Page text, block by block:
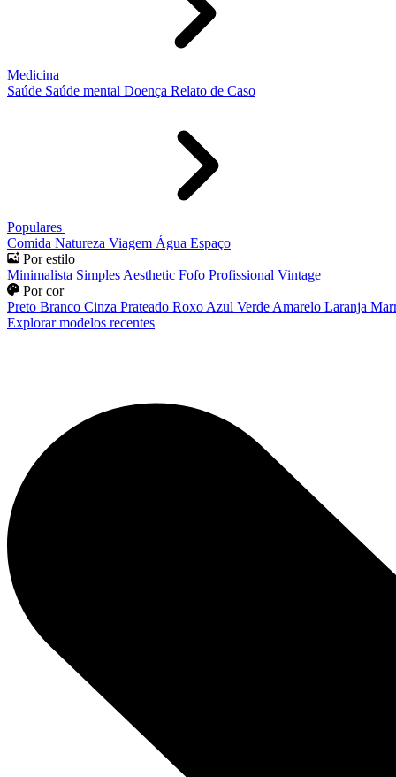
Medicina
Saúde Saúde mental Doença Relato de Caso
Populares
Comida Natureza Viagem Água Espaço
Por estilo
Minimalista Simples Aesthetic Fofo Profissional Vintage
Por cor
Preto Branco Cinza Prateado Roxo Azul Verde Amarelo Laranja
Explorar modelos recentes